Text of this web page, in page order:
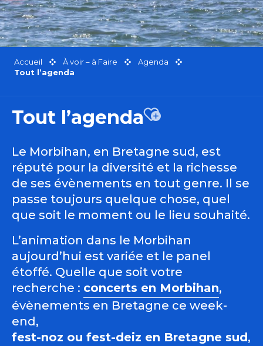
Accueil À voir – à Faire
Agenda
Tout l’agenda
Tout l’agendaAjouter aux
Le Morbihan, en Bretagne sud, est
réputé pour la diversité et la richesse
de ses évènements en tout genre. Il se
passe toujours quelque chose, quel
que soit le moment ou le lieu souhaité.
L’animation dans le Morbihan
aujourd’hui est variée et le panel
étoffé. Quelle que soit votre
recherche : concerts en Morbihan,
évènements en Bretagne ce week-
end,
fest-noz ou fest-deiz en Bretagne sud,